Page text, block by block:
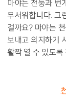
마야는 천둥과 번
무서워합니다. 그
걸까요? 마야는
보내고 의지하기
활짝 열 수 있도록